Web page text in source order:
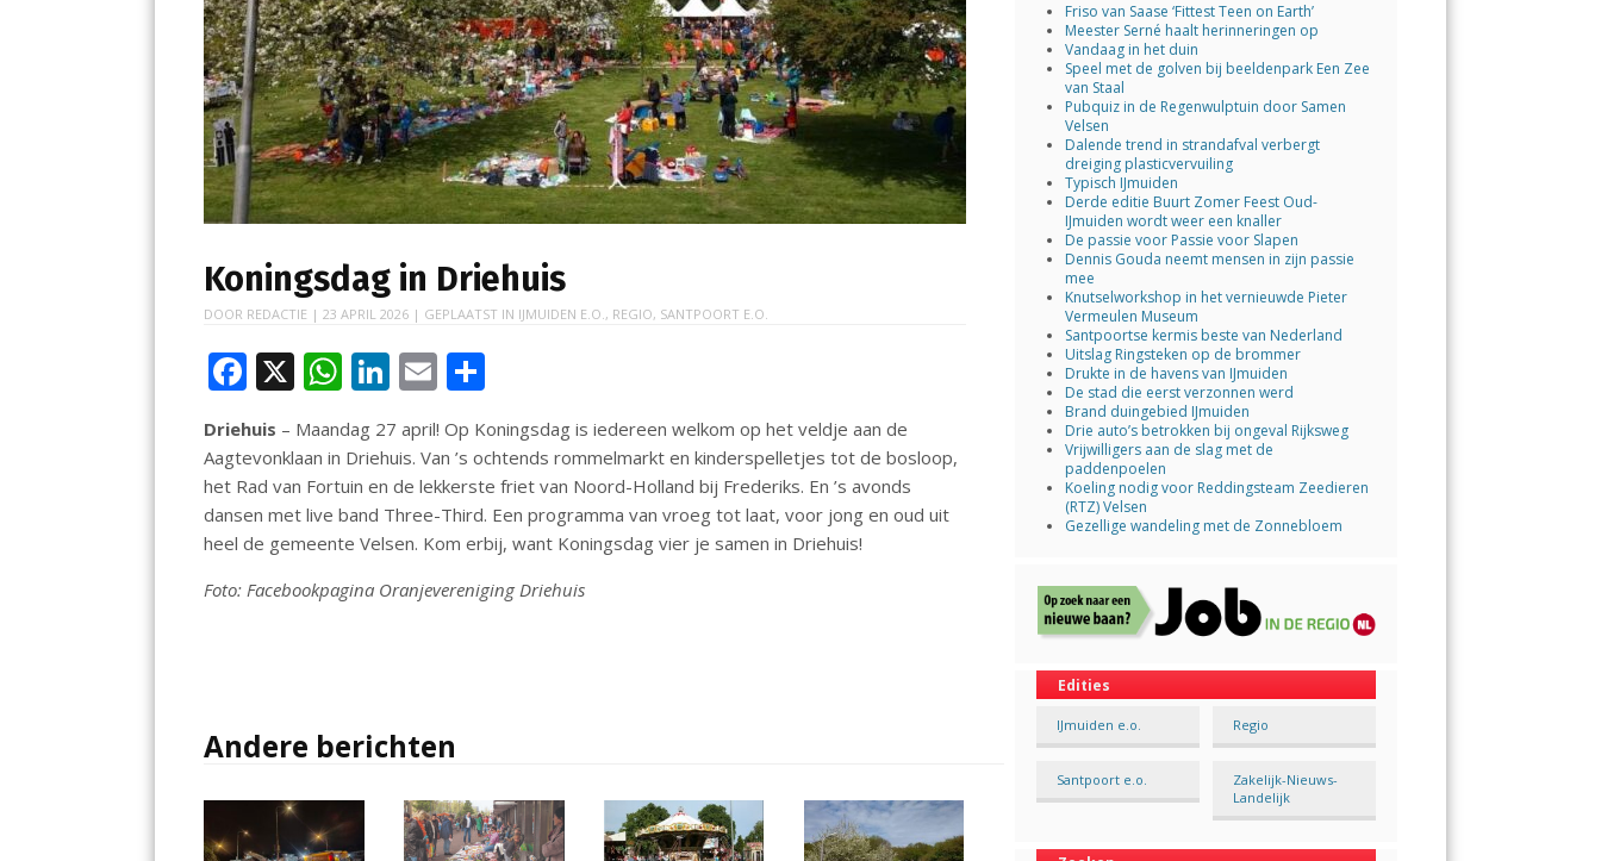
Koningsdag in Driehuis
DOOR REDACTIE |23 APRIL 2026 | GEPLAATST IN IJMUIDEN E.O., REGIO, SANTPOORT E.O.
F
ac
e
b
o
o
k
X W
h
at
s
A
p
p
Li
n
k
e
dI
n
E
m
ai
l
e
n
Driehuis – Maandag 27 april! Op Koningsdag is iedereen welkom op het veldje aan de
Aagtevonklaan in Driehuis. Van ’s ochtends rommelmarkt en kinderspelletjes tot de bosloop,
het Rad van Fortuin en de lekkerste friet van Noord-Holland bij Frederiks. En ’s avonds
dansen met live band Three-Third. Een programma van vroeg tot laat, voor jong en oud uit
heel de gemeente Velsen. Kom erbij, want Koningsdag vier je samen in Driehuis!
Foto: Facebookpagina Oranjevereniging Driehuis
Andere berichten
Friso van Saase ‘Fittest Teen on Earth’
Meester Serné haalt herinneringen op
Vandaag in het duin
Speel met de golven bij beeldenpark Een Zee
van Staal
Pubquiz in de Regenwulptuin door Samen
Velsen
Dalende trend in strandafval verbergt
dreiging plasticvervuiling
Typisch IJmuiden
Derde editie Buurt Zomer Feest Oud-
IJmuiden wordt weer een knaller
De passie voor Passie voor Slapen
Dennis Gouda neemt mensen in zijn passie
mee
Knutselworkshop in het vernieuwde Pieter
Vermeulen Museum
Santpoortse kermis beste van Nederland
Uitslag Ringsteken op de brommer
Drukte in de havens van IJmuiden
De stad die eerst verzonnen werd
Brand duingebied IJmuiden
Drie auto’s betrokken bij ongeval Rijksweg
Vrijwilligers aan de slag met de
paddenpoelen
Koeling nodig voor Reddingsteam Zeedieren
(RTZ) Velsen
Gezellige wandeling met de Zonnebloem
Edities
IJmuiden e.o. Regio
Santpoort e.o.
Zakelijk-Nieuws-
Landelijk